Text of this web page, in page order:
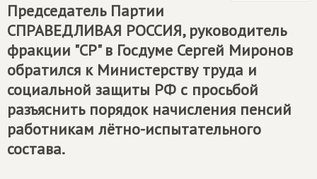
Председатель Партии
СПРАВЕДЛИВАЯ РОССИЯ, руководитель
фракции "СР" в Госдуме Сергей Миронов
обратился к Министерству труда и
социальной защиты РФ с просьбой
разъяснить порядок начисления пенсий
работникам лётно-испытательного
состава.